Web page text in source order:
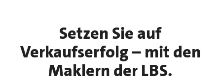
Setzen Sie auf
Verkaufserfolg – mit den
Maklern der LBS.